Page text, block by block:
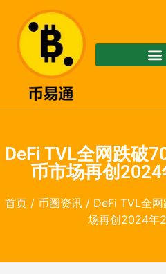
DeFi TVL全网跌破
币市场再创
首页 / 币圈资讯 / DeFi TVL全
场再创2024年